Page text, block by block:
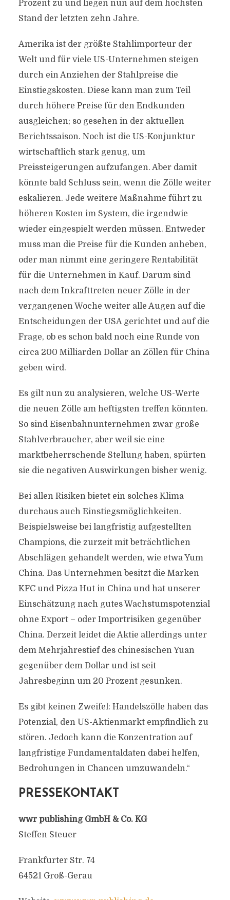
Prozent zu und liegen nun auf dem höchsten
Stand der letzten zehn Jahre.
Amerika ist der größte Stahlimporteur der
Welt und für viele US-Unternehmen steigen
durch ein Anziehen der Stahlpreise die
Einstiegskosten. Diese kann man zum Teil
durch höhere Preise für den Endkunden
ausgleichen; so gesehen in der aktuellen
Berichtssaison. Noch ist die US-Konjunktur
wirtschaftlich stark genug, um
Preissteigerungen aufzufangen. Aber damit
könnte bald Schluss sein, wenn die Zölle weiter
eskalieren. Jede weitere Maßnahme führt zu
höheren Kosten im System, die irgendwie
wieder eingespielt werden müssen. Entweder
muss man die Preise für die Kunden anheben,
oder man nimmt eine geringere Rentabilität
für die Unternehmen in Kauf. Darum sind
nach dem Inkrafttreten neuer Zölle in der
vergangenen Woche weiter alle Augen auf die
Entscheidungen der USA gerichtet und auf die
Frage, ob es schon bald noch eine Runde von
circa 200 Milliarden Dollar an Zöllen für China
geben wird.
Es gilt nun zu analysieren, welche US-Werte
die neuen Zölle am heftigsten treffen könnten.
So sind Eisenbahnunternehmen zwar große
Stahlverbraucher, aber weil sie eine
marktbeherrschende Stellung haben, spürten
sie die negativen Auswirkungen bisher wenig.
Bei allen Risiken bietet ein solches Klima
durchaus auch Einstiegsmöglichkeiten.
Beispielsweise bei langfristig aufgestellten
Champions, die zurzeit mit beträchtlichen
Abschlägen gehandelt werden, wie etwa Yum
China. Das Unternehmen besitzt die Marken
KFC und Pizza Hut in China und hat unserer
Einschätzung nach gutes Wachstumspotenzial
ohne Export – oder Importrisiken gegenüber
China. Derzeit leidet die Aktie allerdings unter
dem Mehrjahrestief des chinesischen Yuan
gegenüber dem Dollar und ist seit
Jahresbeginn um 20 Prozent gesunken.
Es gibt keinen Zweifel: Handelszölle haben das
Potenzial, den US-Aktienmarkt empfindlich zu
stören. Jedoch kann die Konzentration auf
langfristige Fundamentaldaten dabei helfen,
Bedrohungen in Chancen umzuwandeln.“
PRESSEKONTAKT
wwr publishing GmbH & Co. KG
Steffen Steuer
Frankfurter Str. 74
64521 Groß-Gerau